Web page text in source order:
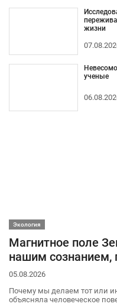
жизни
ученые
Экология
Магнитное поле
нашим сознанием,
05.08.2026
Почему мы делаем тот или
объясняла человеческое